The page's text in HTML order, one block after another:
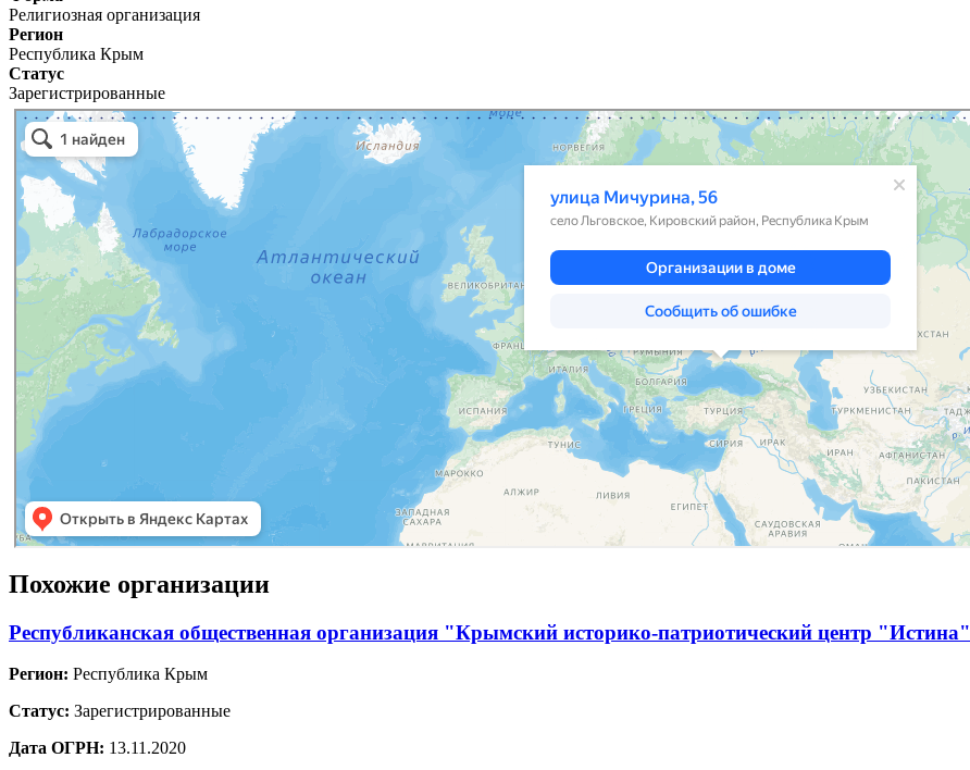
Религиозная организация
Регион
Республика Крым
Статус
Зарегистрированные
Похожие организации
Республиканская общественная организация "Крымский историко-патриотический центр "Истина"
Регион: Республика Крым
Статус: Зарегистрированные
Дата ОГРН: 13.11.2020